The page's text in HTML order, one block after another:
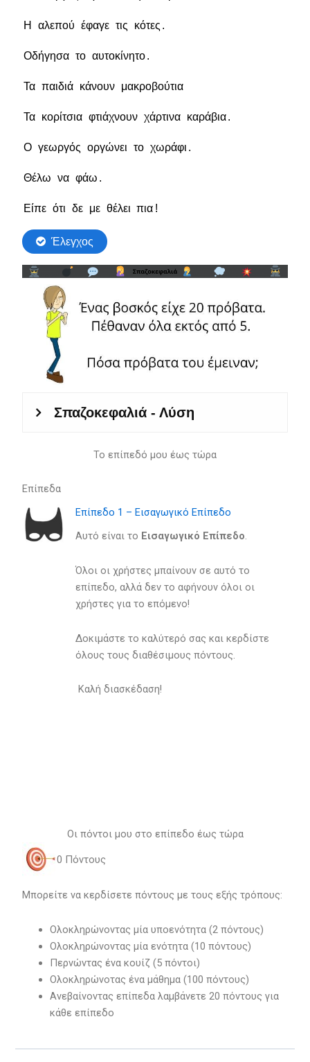
Το επίπεδό μου έως τώρα
Επίπεδα
Επίπεδο 1 – Εισαγωγικό Επίπεδο
Αυτό είναι το Eισαγωγικό Eπίπεδο.
Όλοι οι χρήστες μπαίνουν σε αυτό το
επίπεδο, αλλά δεν το αφήνουν όλοι οι
χρήστες για το επόμενο!
Δοκιμάστε το καλύτερό σας και κερδίστε
όλους τους διαθέσιμους πόντους.
Καλή διασκέδαση!
Οι πόντοι μου στο επίπεδο έως τώρα
0 Πόντους
Μπορείτε να κερδίσετε πόντους με τους εξής τρόπους:
Ολοκληρώνοντας μία υποενότητα (2 πόντους)
Ολοκληρώνοντας μία ενότητα (10 πόντους)
Περνώντας ένα κουίζ (5 πόντοι)
Ολοκληρώνοτας ένα μάθημα (100 πόντους)
Ανεβαίνοντας επίπεδα λαμβάνετε 20 πόντους για
κάθε επίπεδο